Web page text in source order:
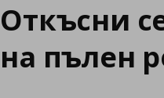
Откъсни
на пълен